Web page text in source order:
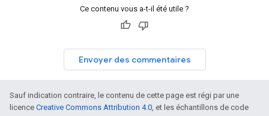
Ce contenu vous a-t-il été utile ?
Envoyer des commentaires
Sauf indication contraire, le contenu de cette page est régi par une
licence Creative Commons Attribution 4.0, et les échantillons de code